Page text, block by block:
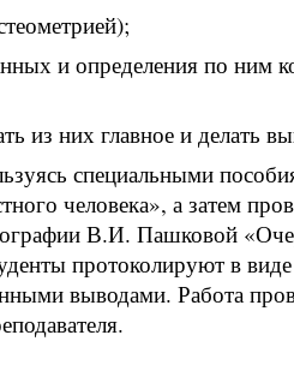
и определения по ним
из них главное и делать
специальными
человека», а затем
В.И. Пашковой
протоколируют в виде
выводами. Работа